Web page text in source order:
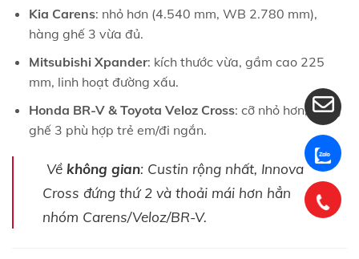
Kia Carens: nhỏ hơn (4.540 mm, WB 2.780 mm),
hàng ghế 3 vừa đủ.
Mitsubishi Xpander: kích thước vừa, gầm cao 225
mm, linh hoạt đường xấu.
Honda BR-V & Toyota Veloz Cross: cỡ nhỏ hơn, hàng
ghế 3 phù hợp trẻ em/đi ngắn.
Về không gian: Custin rộng nhất, Innova
Cross đứng thứ 2 và thoải mái hơn hẳn
nhóm Carens/Veloz/BR-V.